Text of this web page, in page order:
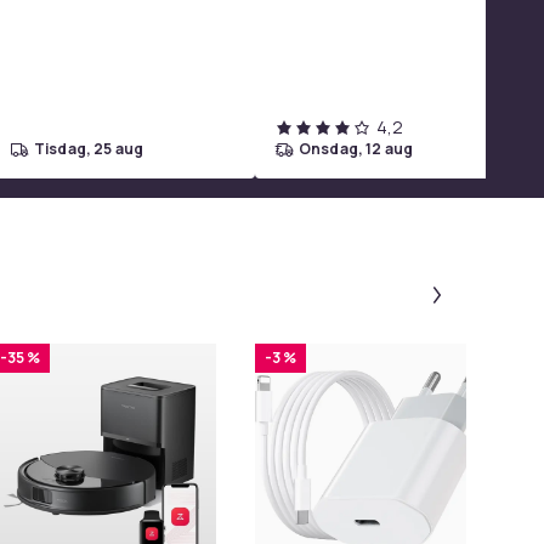
tisdag, 25 aug
4,2
onsdag, 12 aug
-35 % -3 %